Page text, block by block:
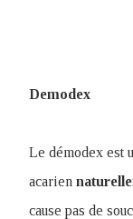
Demodex
Le démodex est
acarien
cause pas de